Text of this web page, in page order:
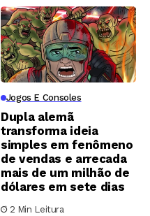
Jogos E Consoles
Dupla alemã
transforma ideia
simples em fenômeno
de vendas e arrecada
mais de um milhão de
dólares em sete dias
2 Min Leitura